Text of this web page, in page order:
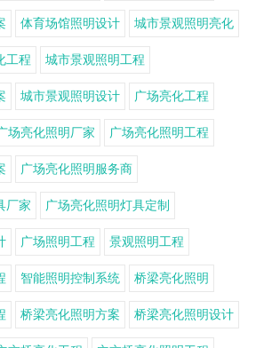
体育场馆照明设计 城市景观照明亮化
工程 城市景观照明工程
城市景观照明设计 广场亮化工程
场亮化照明厂家 广场亮化照明工程
广场亮化照明服务商
厂家 广场亮化照明灯具定制
广场照明工程 景观照明工程
智能照明控制系统 桥梁亮化照明
桥梁亮化照明方案 桥梁亮化照明设计